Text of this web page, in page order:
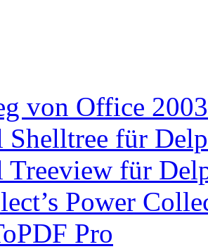
von Office
Shelltree für
Treeview für
Power
Pro